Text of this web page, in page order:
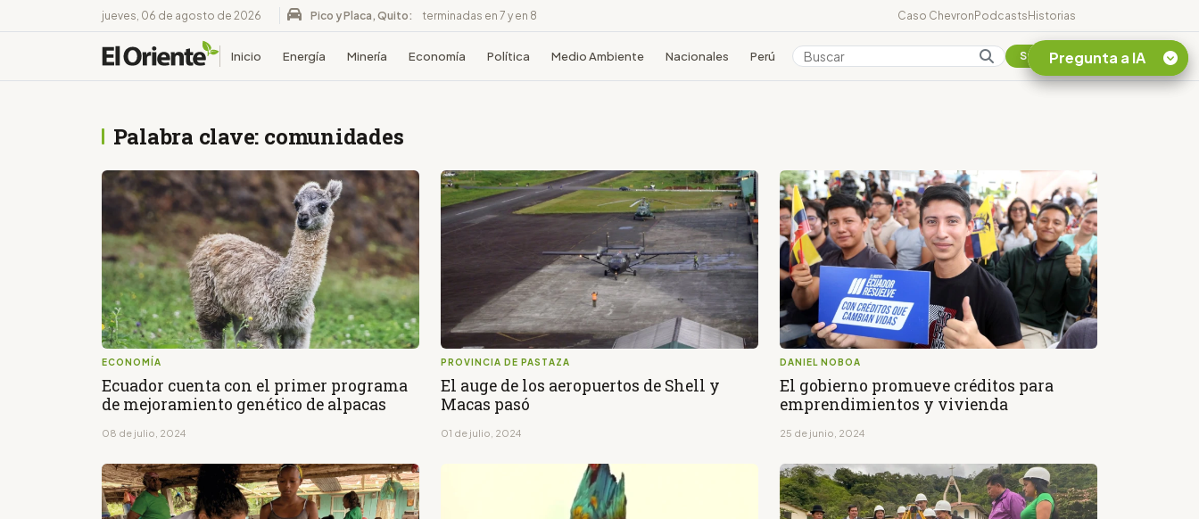
jueves, 06 de agosto de 2026 Pico y Placa, Quito: terminadas en 7 y en 8 Caso ChevronPodcastsHistorias
Inicio Energía Minería Economía Política Medio Ambiente Nacionales Perú Colombia Suscribirse
Palabra clave: comunidades
ECONOMÍA
Ecuador cuenta con el primer programa
de mejoramiento genético de alpacas
08 de julio, 2024
PROVINCIA DE PASTAZA
El auge de los aeropuertos de Shell y
Macas pasó
01 de julio, 2024
DANIEL NOBOA
El gobierno promueve créditos para
emprendimientos y vivienda
25 de junio, 2024
Pregunta a IA
Listar destinos
turísticos de la
Amazonia Ecuatoriana
¿En que consiste la
tasa minera que rige en
Ecuador?